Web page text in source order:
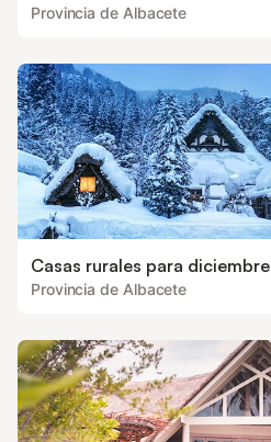
Provincia de Albacete
Casas rurales para diciembre
Provincia de Albacete